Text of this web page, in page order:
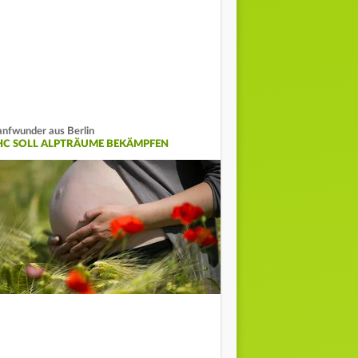
aus Berlin
SOLL ALPTRÄUME BEKÄMPFEN